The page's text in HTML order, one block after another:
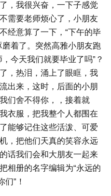
，我很兴奋，一下子感觉
需要老师烦心了，小朋友
经意算了一下，“下午的毕
着了。突然高雅小朋友跑
今天我们就要毕业了吗”？
，热泪，涌上了眼眶，我
出来，这时，后面的小朋
们舍不得你，，接着就
衣服，把我整个人都围在
能够记住这些活泼、可爱
，把他们天真的笑容永远
话我们会和大朋友一起来
相册的名字编辑为“永远的
”！